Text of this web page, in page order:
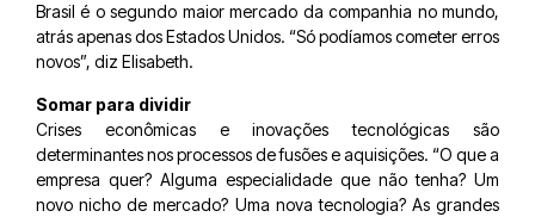
Brasil é o segundo maior mercado da companhia no mundo,
atrás apenas dos Estados Unidos. “Só podíamos cometer erros
novos”, diz Elisabeth.
Somar para dividir
Crises econômicas e inovações tecnológicas são
determinantes nos processos de fusões e aquisições. “O que a
empresa quer? Alguma especialidade que não tenha? Um
novo nicho de mercado? Uma nova tecnologia? As grandes